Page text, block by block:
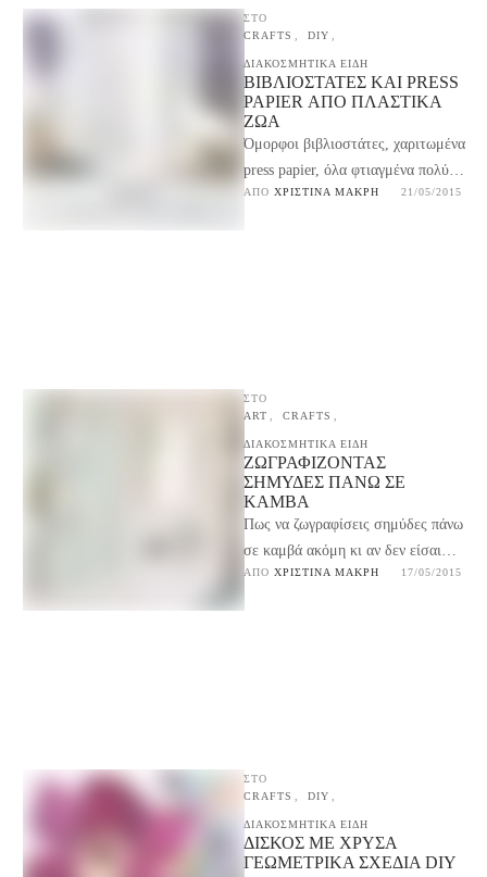
ΣΤΟ
CRAFTS
DIY
ΔΙΑΚΟΣΜΗΤΙΚΑ ΕΙΔΗ
ΒΙΒΛΙOΣΤΆΤΕΣ ΚΑΙ PRESS
PAPIER ΑΠΌ ΠΛΑΣΤΙΚΆ
ΖΏΑ
Όμορφοι βιβλιοστάτες, χαριτωμένα
press papier, όλα φτιαγμένα πολύ-
πολύ εύκολα και γρήγορα από
ΑΠΌ ΧΡΙΣΤΊΝΑ ΜΑΚΡΉ 21/05/2015
ΣΤΟ
ART
CRAFTS
ΔΙΑΚΟΣΜΗΤΙΚΑ ΕΙΔΗ
ΖΩΓΡΑΦΊΖΟΝΤΑΣ
ΣΗΜΎΔΕΣ ΠΆΝΩ ΣΕ
ΚΑΜΒΆ
Πως να ζωγραφίσεις σημύδες πάνω
σε καμβά ακόμη κι αν δεν είσαι
ζωγράφος. Ένα μοντέρνο θέμα
ΑΠΌ ΧΡΙΣΤΊΝΑ ΜΑΚΡΉ 17/05/2015
ΣΤΟ
CRAFTS
DIY
ΔΙΑΚΟΣΜΗΤΙΚΑ ΕΙΔΗ
ΔΊΣΚΟΣ ΜΕ ΧΡΥΣΆ
ΓΕΩΜΕΤΡΙΚΆ ΣΧΈΔΙΑ DIY